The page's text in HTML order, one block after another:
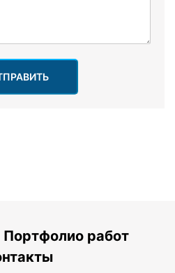
Портфолио работ